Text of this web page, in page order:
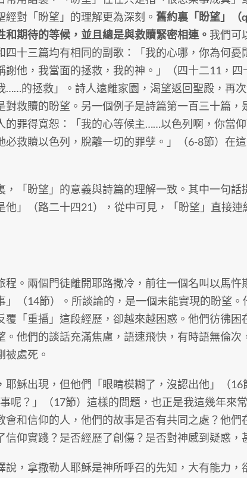
對「盼望」的理解更為深刻。 舊約裏「盼望」（
和期待的等候，並且總是與救贖緊密相連。 我們可
四十三篇均有相同的副歌：「我的心哪，你為何憂
謝他，我當面的拯救，我的神。」（四十二11，四
……的拯救」。詩人遠離家園，渴望返回聖殿，再
對救贖的盼望。另一個例子是詩篇第一百三十篇，
的罪得寬恕：「我的心等候主……以色列啊，你當
必救贖以色列，脫離一切的罪孽。」（6-8節）在
「盼望」的意義與詩篇的理解一致。其中一句話
他」（路二十四21），從中可見，「盼望」直接連
。兩個門徒離開耶路撒冷，前往一個名叫以馬忤
」（14節）。所談論的，是一個未能實現的盼望。
「重播」這段經歷，卻越來越困惑。他們彷彿困
。他們的談話充滿焦慮，語速飛快，有時語無倫次
被處死。
出現，但他們「眼睛模糊了，沒認出他」（16
呢？」（17節）這樣的問題，也正是我這幾年來
會和信仰的人，他們的故事是否有共同之處？他們
仰實踐？是否經歷了創傷？是否對神感到疑惑，
，拿撒勒人耶穌是神所呼召的先知，大有能力，